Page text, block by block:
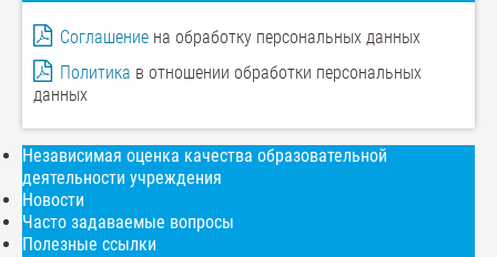
Соглашение на обработку персональных данных
Политика в отношении обработки персональных
данных
Независимая оценка качества образовательной
деятельности учреждения
Новости
Часто задаваемые вопросы
Полезные ссылки